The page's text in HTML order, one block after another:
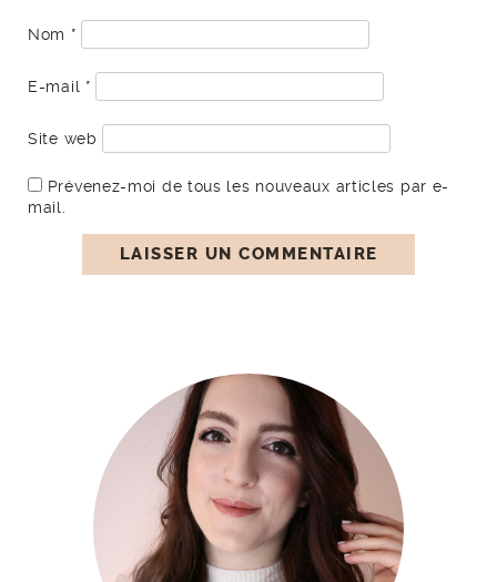
Nom *
E-mail *
Site web
Prévenez-moi de tous les nouveaux articles par e-
mail.